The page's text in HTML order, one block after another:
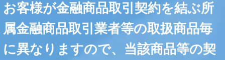
お客様が金融商品取引契約を結ぶ所
属金融商品取引業者等の取扱商品毎
に異なりますので、当該商品等の契